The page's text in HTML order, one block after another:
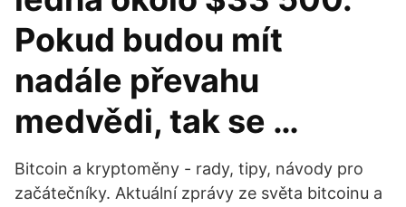
Pokud budou mít
nadále převahu
medvědi, tak se …
Bitcoin a kryptoměny - rady, tipy, návody pro
začátečníky. Aktuální zprávy ze světa bitcoinu a